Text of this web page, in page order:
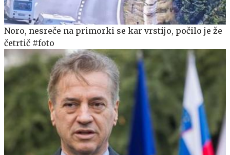
Noro, nesreče na primorki se kar vrstijo, počilo je že
četrtič #foto